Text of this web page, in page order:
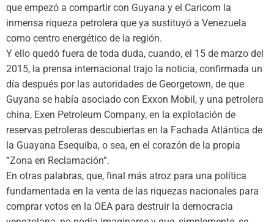
que empezó a compartir con Guyana y el Caricom la
inmensa riqueza petrolera que ya sustituyó a Venezuela
como centro energético de la región.
Y ello quedó fuera de toda duda, cuando, el 15 de marzo del
2015, la prensa internacional trajo la noticia, confirmada un
día después por las autoridades de Georgetown, de que
Guyana se había asociado con Exxon Mobil, y una petrolera
china, Exen Petroleum Company, en la explotación de
reservas petroleras descubiertas en la Fachada Atlántica de
la Guayana Esequiba, o sea, en el corazón de la propia
“Zona en Reclamación”.
En otras palabras, que, final más atroz para una política
fundamentada en la venta de las riquezas nacionales para
comprar votos en la OEA para destruir la democracia